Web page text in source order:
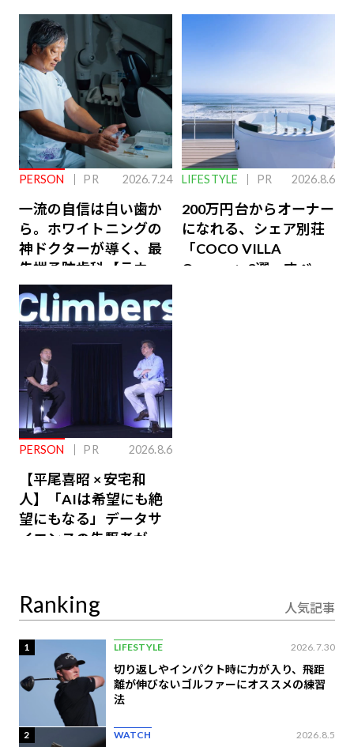
PERSON PR 2026.7.24
一流の自信は白い歯か
ら。ホワイトニングの
神ドクターが導く、最
先端予防歯科【ラウン
ジ会員特典あり】
LIFESTYLE PR 2026.8.6
200万円台からオーナー
になれる、シェア別荘
「COCO VILLA
Owners」3選。すべて
PERSON PR 2026.8.6
【平尾喜昭 × 安宅和
人】「AIは希望にも絶
望にもなる」データサ
イエンスの先駆者が語
Ranking 人気記事
1 LIFESTYLE 2026.7.30
切り返しやインパクト時に力が入り、飛距
離が伸びないゴルファーにオススメの練習
法
2 WATCH 2026.8.5